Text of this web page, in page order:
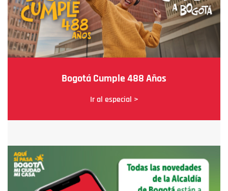
Bogotá Cumple 488 Años
Ir al especial >